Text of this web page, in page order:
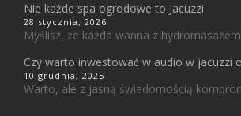
Nie każde spa ogrodowe to Jacuzzi
28 stycznia, 2026
Myślisz, że każda wanna z
Czy warto inwestować w audio w jacuzzi
10 grudnia, 2025
Warto, ale z jasną świadomością